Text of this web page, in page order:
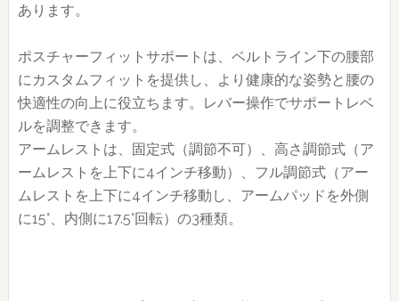
あります。
ポスチャーフィットサポートは、ベルトライン下の腰部
にカスタムフィットを提供し、より健康的な姿勢と腰の
快適性の向上に役立ちます。レバー操作でサポートレベ
ルを調整できます。
アームレストは、固定式（調節不可）、高さ調節式（ア
ームレストを上下に4インチ移動）、フル調節式（アー
ムレストを上下に4インチ移動し、アームパッドを外側
に15°、内側に17.5°回転）の3種類。